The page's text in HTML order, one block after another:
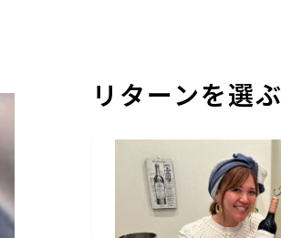
リターンを選ぶ